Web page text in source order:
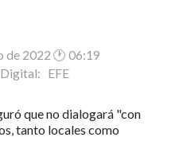
de 2022 🕐 06:19
EFE
que no dialogará "con
tanto locales como